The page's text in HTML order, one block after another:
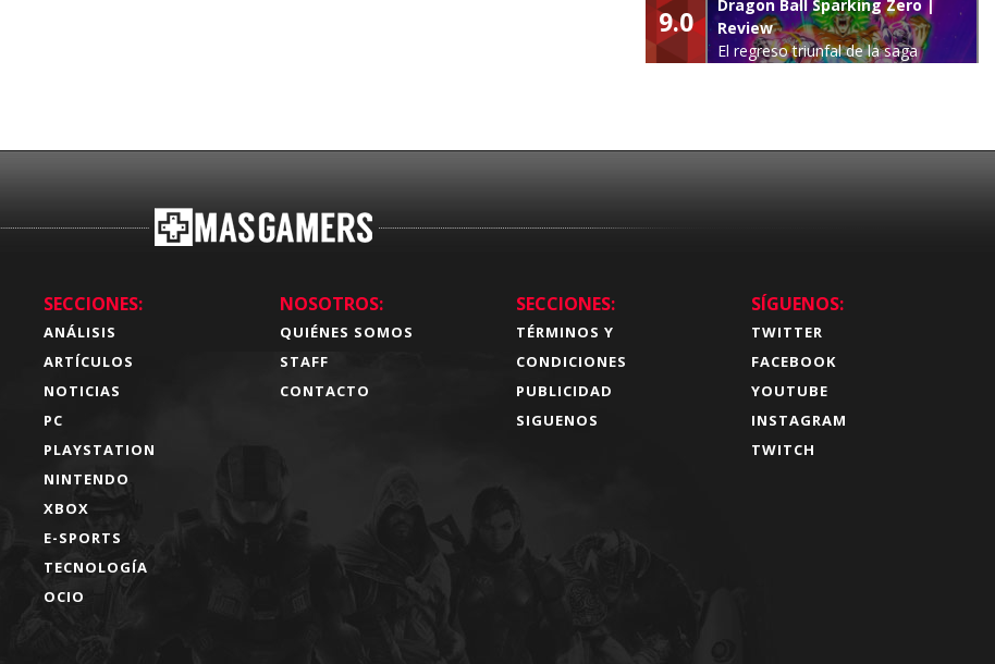
9.0
Dragon Ball Sparking Zero |
Review
El regreso triunfal de la saga
SECCIONES:
ANÁLISIS
ARTÍCULOS
NOTICIAS
PC
PLAYSTATION
NINTENDO
XBOX
E-SPORTS
TECNOLOGÍA
OCIO
NOSOTROS:
QUIÉNES SOMOS
STAFF
CONTACTO
SECCIONES:
TÉRMINOS Y
CONDICIONES
PUBLICIDAD
SIGUENOS
SÍGUENOS:
TWITTER
FACEBOOK
YOUTUBE
INSTAGRAM
TWITCH